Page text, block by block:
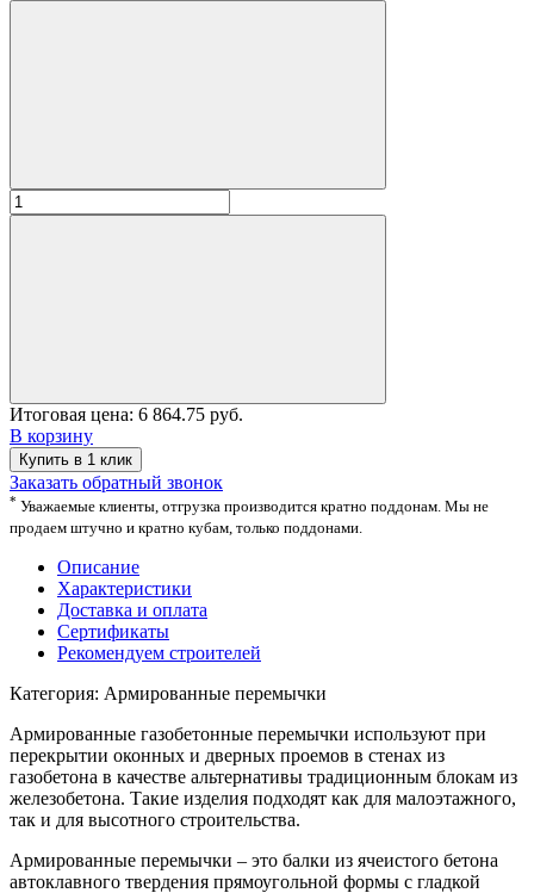
Итоговая цена: 6 864.75 руб.
В корзину
Купить в 1 клик
Заказать обратный звонок
* Уважаемые клиенты, отгрузка производится кратно поддонам. Мы не
продаем штучно и кратно кубам, только поддонами.
Описание
Характеристики
Доставка и оплата
Сертификаты
Рекомендуем строителей
Категория: Армированные перемычки
Армированные газобетонные перемычки используют при
перекрытии оконных и дверных проемов в стенах из
газобетона в качестве альтернативы традиционным блокам из
железобетона. Такие изделия подходят как для малоэтажного,
так и для высотного строительства.
Армированные перемычки – это балки из ячеистого бетона
автоклавного твердения прямоугольной формы с гладкой